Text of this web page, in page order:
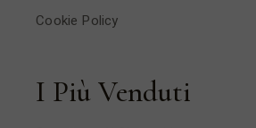
Cookie Policy
I Più Venduti